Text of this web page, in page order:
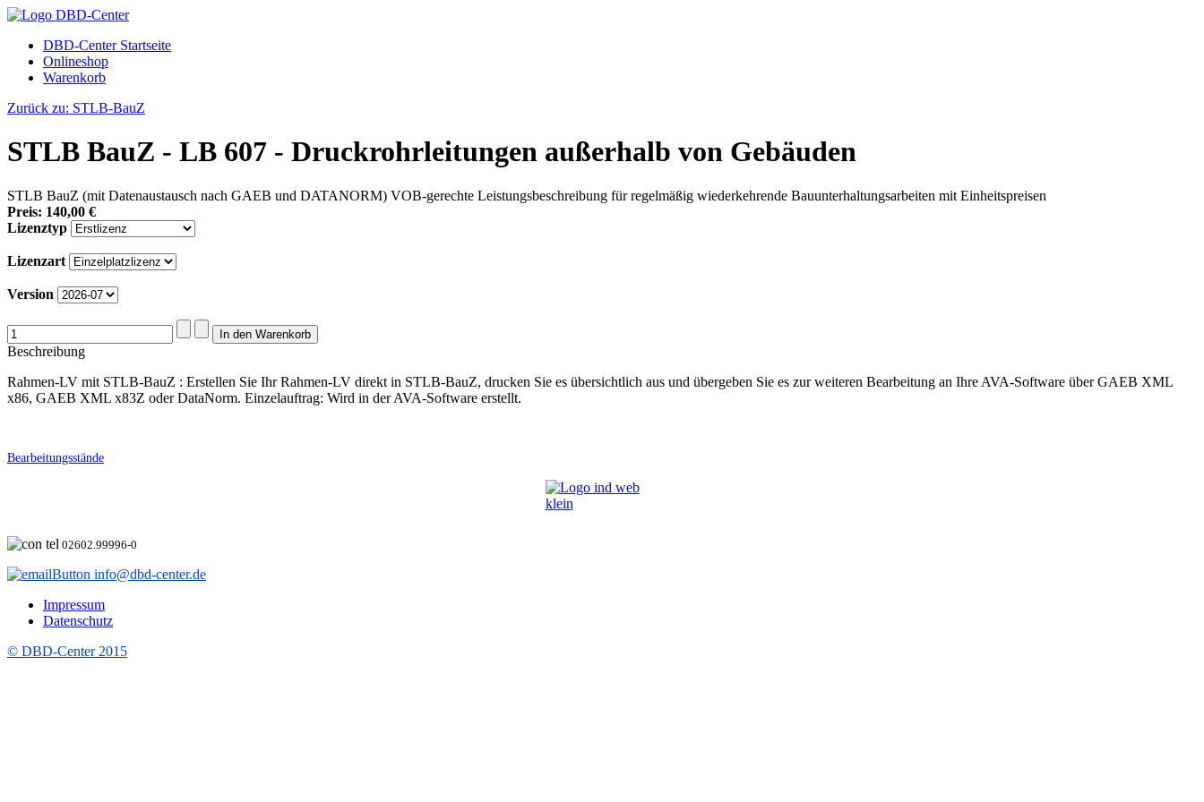
DBD-Center Startseite
Onlineshop
Warenkorb
Zurück zu: STLB-BauZ
STLB BauZ - LB 607 - Druckrohrleitungen außerhalb von Gebäuden
STLB BauZ (mit Datenaustausch nach GAEB und DATANORM) VOB-gerechte Leistungsbeschreibung für regelmäßig wiederkehrende Bauunterhaltungsarbeiten mit Einheitspreisen
Preis: 140,00 €
Lizenztyp
Lizenzart
Version
Beschreibung
Rahmen-LV mit STLB-BauZ : Erstellen Sie Ihr Rahmen-LV direkt in STLB-BauZ, drucken Sie es übersichtlich aus und übergeben Sie es zur weiteren Bearbeitung an Ihre AVA-Software über GAEB XML
x86, GAEB XML x83Z oder DataNorm. Einzelauftrag: Wird in der AVA-Software erstellt.
Bearbeitungsstände
02602.99996-0
info@dbd-center.de
Impressum
Datenschutz
© DBD-Center 2015